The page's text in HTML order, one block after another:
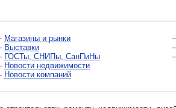
Магазины и рынки
Выставки
ГОСТы, СНИПы, СанПиНы
Новости недвижимости
Новости компаний